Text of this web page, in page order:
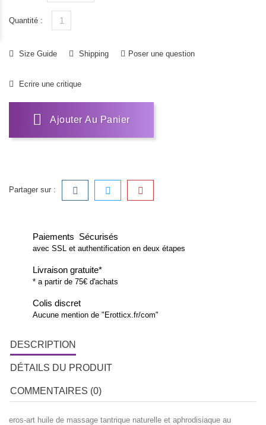
Quantité :
Size Guide Shipping Poser une question
Ecrire une critique
Ajouter Au Panier
Partager sur :
Paiements Sécurisés
avec SSL et authentification en deux étapes
Livraison gratuite*
* a partir de 75€ d'achats
Colis discret
Aucune mention de "Erotticx.fr/com"
DESCRIPTION
DÉTAILS DU PRODUIT
COMMENTAIRES (0)
eros-art huile de massage tantrique naturelle et aphrodisiaque au